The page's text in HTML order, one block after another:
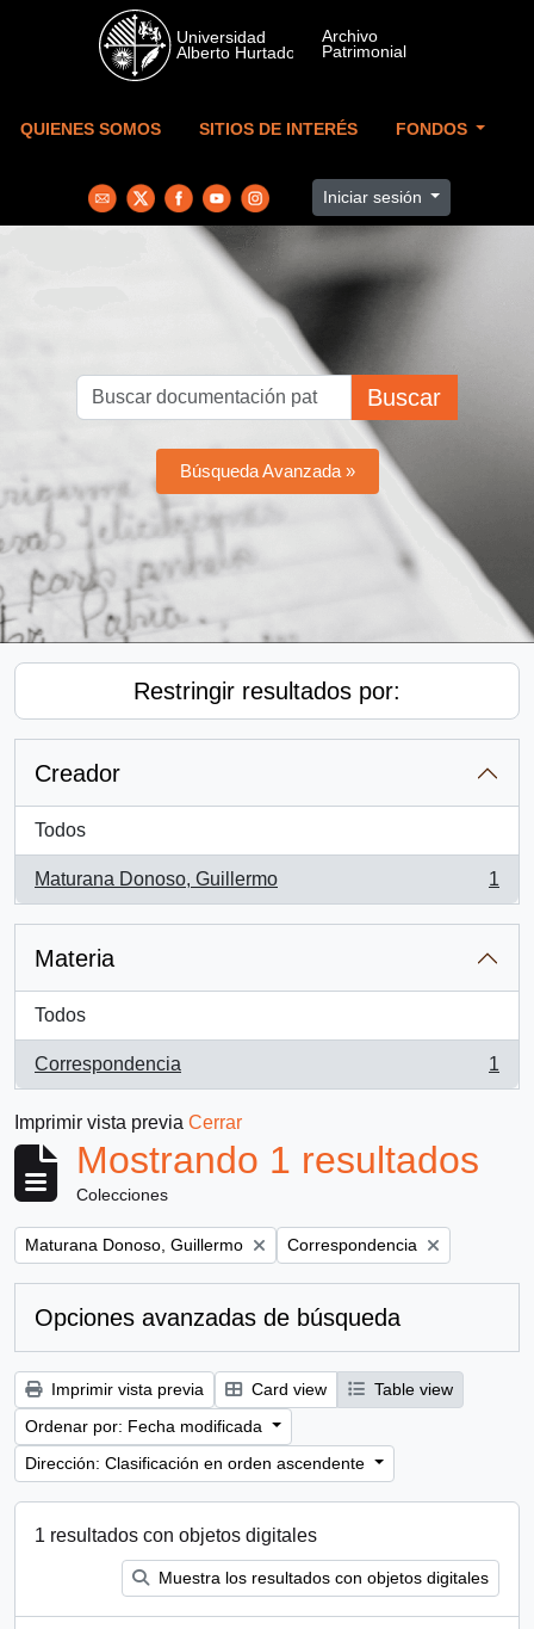
Skip to main content
QUIENES SOMOS SITIOS DE INTERÉS FONDOS
Iniciar sesión
Buscar
Búsqueda Avanzada »
Restringir resultados por:
Creador
Todos
Maturana Donoso, Guillermo
, 1 resultados
1
Materia
Todos
Correspondencia
, 1 resultados
1
Imprimir vista previa Cerrar
Mostrando 1 resultados
Colecciones
Remove filter:
Maturana Donoso, Guillermo Remove filter:
Correspondencia
Opciones avanzadas de búsqueda
Imprimir vista previa Card view
Table view
Ordenar por: Fecha modificada
Dirección: Clasificación en orden ascendente
1 resultados con objetos digitales
Muestra los resultados con objetos digitales